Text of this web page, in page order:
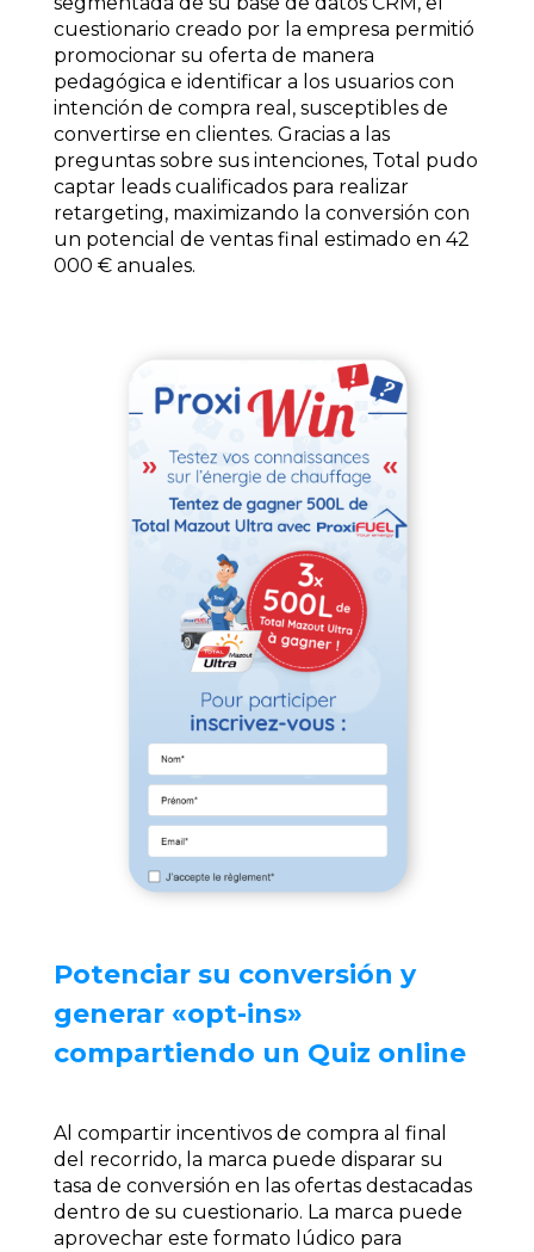
cuestionario creado por la empresa permitió
promocionar su oferta de manera
pedagógica e identificar a los usuarios con
intención de compra real, susceptibles de
convertirse en clientes. Gracias a las
preguntas sobre sus intenciones, Total pudo
captar leads cualificados para realizar
retargeting, maximizando la conversión con
un potencial de ventas final estimado en 42
000 € anuales.
Potenciar su conversión y
generar «opt-ins»
compartiendo un Quiz online
Al compartir incentivos de compra al final
del recorrido, la marca puede disparar su
tasa de conversión en las ofertas destacadas
dentro de su cuestionario. La marca puede
aprovechar este formato lúdico para